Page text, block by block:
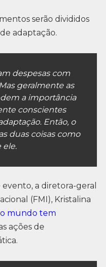
serão divididos
adaptação.
despesas com
geralmente as
a importância
conscientes
Então, o
duas coisas como
ele.
a diretora-geral
(FMI), Kristalina
mundo tem
ações de